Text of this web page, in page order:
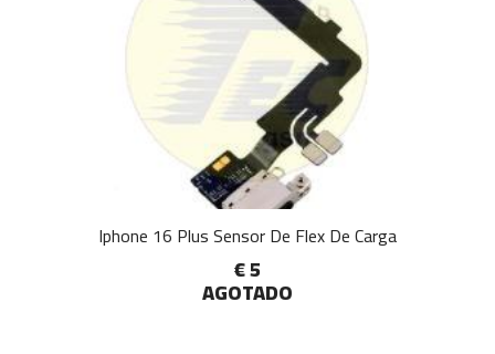
Iphone 16 Plus Sensor De Flex De Carga
€ 5
AGOTADO